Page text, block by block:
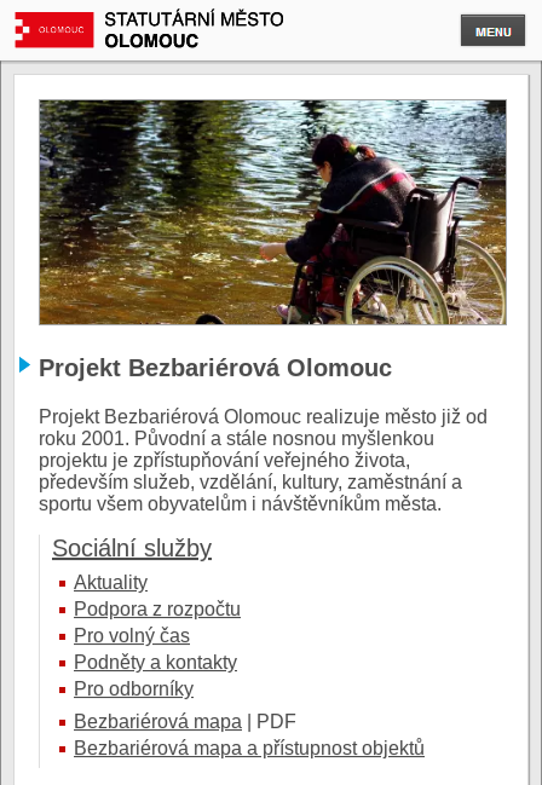
Projekt Bezbariérová Olomouc
Projekt Bezbariérová Olomouc realizuje město již od
roku 2001. Původní a stále nosnou myšlenkou
projektu je zpřístupňování veřejného života,
především služeb, vzdělání, kultury, zaměstnání a
sportu všem obyvatelům i návštěvníkům města.
Sociální služby
Aktuality
Podpora z rozpočtu
Pro volný čas
Podněty a kontakty
Pro odborníky
Bezbariérová mapa | PDF
Bezbariérová mapa a přístupnost objektů